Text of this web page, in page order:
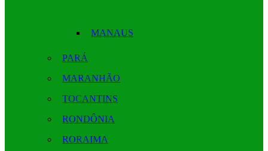
MANAUS
PARÁ
MARANHÃO
TOCANTINS
RONDÔNIA
RORAIMA